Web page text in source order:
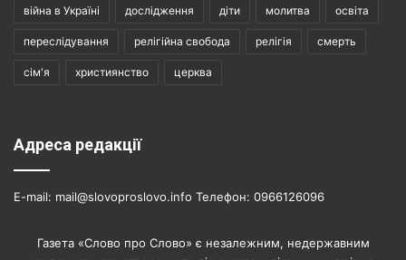
війна в Україні дослідження діти молитва освіта
переслідування релігійна свобода релігія смерть
сім'я християнство церква
Адреса редакції
E-mail: mail@slovoproslovo.info Телефон: 0966126096
Газета «Слово про Слово» є незалежним, недержавним